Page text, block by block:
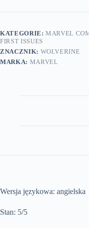
KATEGORIE:MARVEL
FIRST ISSUES
ZNACZNIK: WOLVERINE
MARKA: MARVEL
Wersja językowa: angielska
Stan: 5/5